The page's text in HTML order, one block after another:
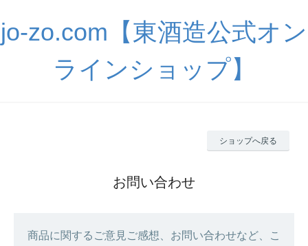
jo-zo.com【東酒造公式オン
ラインショップ】
ショップへ戻る
お問い合わせ
商品に関するご意見ご感想、お問い合わせなど、こ